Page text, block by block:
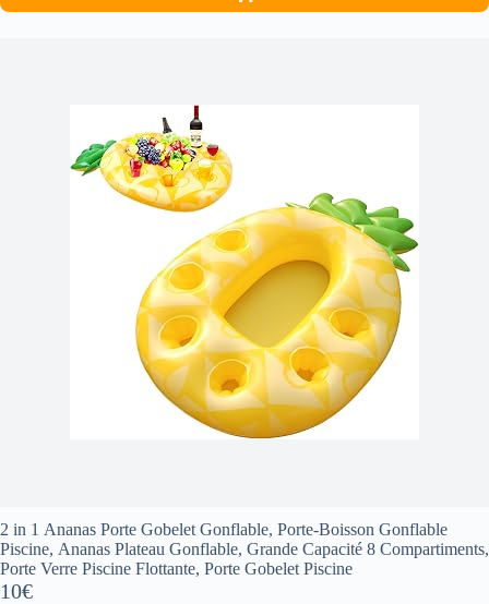
2 in 1 Ananas Porte Gobelet Gonflable, Porte-Boisson Gonflable
Piscine, Ananas Plateau Gonflable, Grande Capacité 8 Compartiments,
Porte Verre Piscine Flottante, Porte Gobelet Piscine
10€